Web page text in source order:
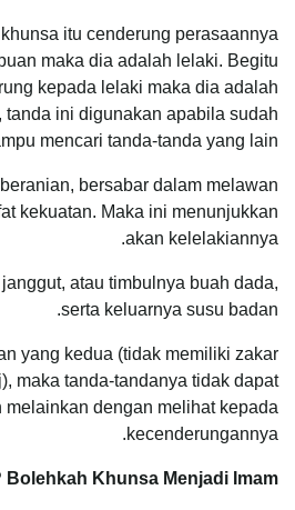
itu cenderung perasaannya
maka dia adalah lelaki. Begitu
kepada lelaki maka dia adalah
tanda ini digunakan apabila sudah
mencari tanda-tanda yang lain.
bersabar dalam melawan
kekuatan. Maka ini menunjukkan
akan kelelakiannya.
atau timbulnya buah dada,
serta keluarnya susu badan.
yang kedua (tidak memiliki zakar
maka tanda-tandanya tidak dapat
melainkan dengan melihat kepada
kecenderungannya.
Bolehkah Khunsa Menjadi Imam ?